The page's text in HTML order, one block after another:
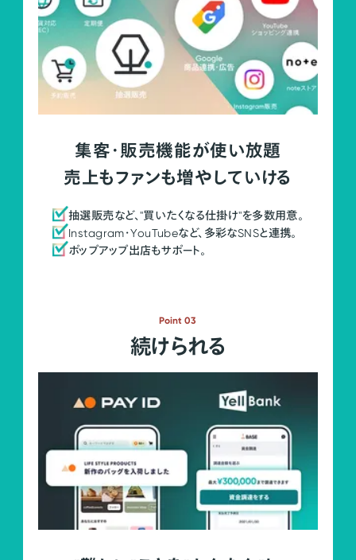
集客・販売機能が使い放題
売上もファンも増やしていける
抽選販売など、"買いたくなる仕掛け"を多数用意。
Instagram・YouTubeなど、多彩なSNSと連携。
ポップアップ出店もサポート。
Point 03
続けられる